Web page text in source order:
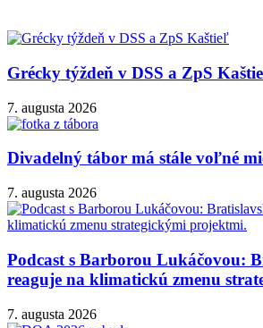
Grécky týždeň v DSS a ZpS
7. augusta 2026
Divadelný tábor má stále voľné
7. augusta 2026
Podcast s Barborou Lukáčovou:
reaguje na klimatickú zmenu
7. augusta 2026